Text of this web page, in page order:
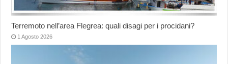
Terremoto nell’area Flegrea: quali disagi per i procidani?
1 Agosto 2026